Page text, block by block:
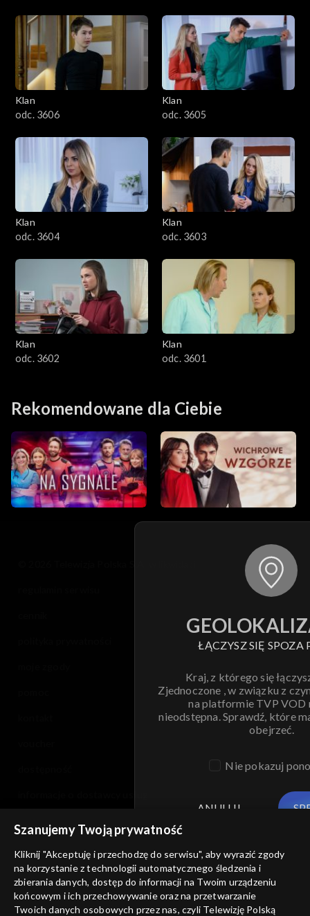
Klan
odc. 3606
Klan
odc. 3605
Klan
odc. 3604
Klan
odc. 3603
Klan
odc. 3602
Klan
odc. 3601
Rekomendowane dla Ciebie
ŁĄCZYSZ SIĘ SPOZA
Kraj, z którego się
Zjednoczone , w związku z
na platformie TVP VOD
nieodstępna. Sprawdź, które
obejrzeć.
Nie pokazuj
ANULUJ
Szanujemy Twoją prywatność
Kliknij "Akceptuję i przechodzę do serwisu", aby wyrazić zgody
na korzystanie z technologii automatycznego śledzenia i
zbierania danych, dostęp do informacji na Twoim urządzeniu
końcowym i ich przechowywanie oraz na przetwarzanie
Twoich danych osobowych przez nas, czyli Telewizję Polską